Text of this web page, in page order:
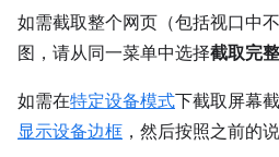
如需截取整个网页（包括视口中
图，请从同一菜单中选择截取完
如需在特定设备模式下截取屏幕
显示设备边框 ，然后按照之前的